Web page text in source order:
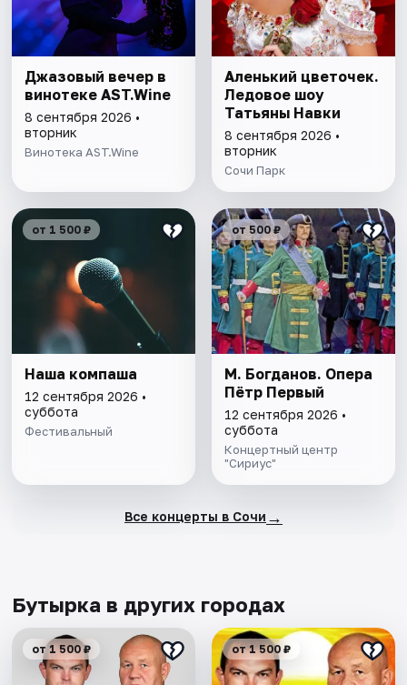
Джазовый вечер в
винотеке AST.Wine
8 сентября 2026 •
вторник
Винотека AST.Wine
Аленький цветочек.
Ледовое шоу
Татьяны Навки
8 сентября 2026 •
вторник
Сочи Парк
от 1 500 ₽
Наша компаша
12 сентября 2026 •
суббота
Фестивальный
от 500 ₽
М. Богданов. Опера
Пётр Первый
12 сентября 2026 •
суббота
Концертный центр
"Сириус"
Все концерты в Сочи →
Бутырка в других городах
от 1 500 ₽ от 1 500 ₽